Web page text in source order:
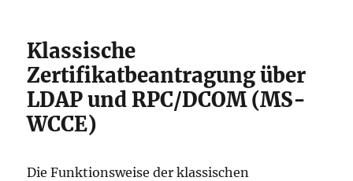
Klassische
Zertifikatbeantragung über
LDAP und RPC/DCOM (MS-
WCCE)
Die Funktionsweise der klassischen